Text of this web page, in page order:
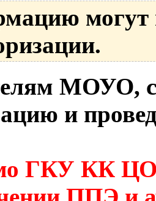
могут
МОУО,
и
ГКУ КК